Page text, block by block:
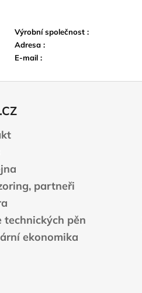
Výrobní společnost :
Adresa :
E-mail :
partneři
technických pěn
ekonomika